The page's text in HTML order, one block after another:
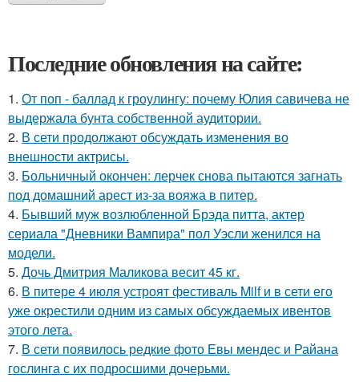
Последние обновления на сайте:
1. От поп - баллад к гроулингу: почему Юлия савичева не
выдержала бунта собственной аудитории.
2. В сети продолжают обсуждать изменения во
внешности актрисы.
3. Больничный окончен: лерчек снова пытаются загнать
под домашний арест из-за вояжа в питер.
4. Бывший муж возлюбленной Брэда питта, актер
сериала "Дневники Вампира" пол Уэсли женился на
модели.
5. Дочь Дмитрия Маликова весит 45 кг.
6. В питере 4 июля устроят фестиваль Milf и в сети его
уже окрестили одним из самых обсуждаемых ивентов
этого лета.
7. В сети появилось редкие фото Евы мендес и Райана
гослинга с их подросшими дочерьми.